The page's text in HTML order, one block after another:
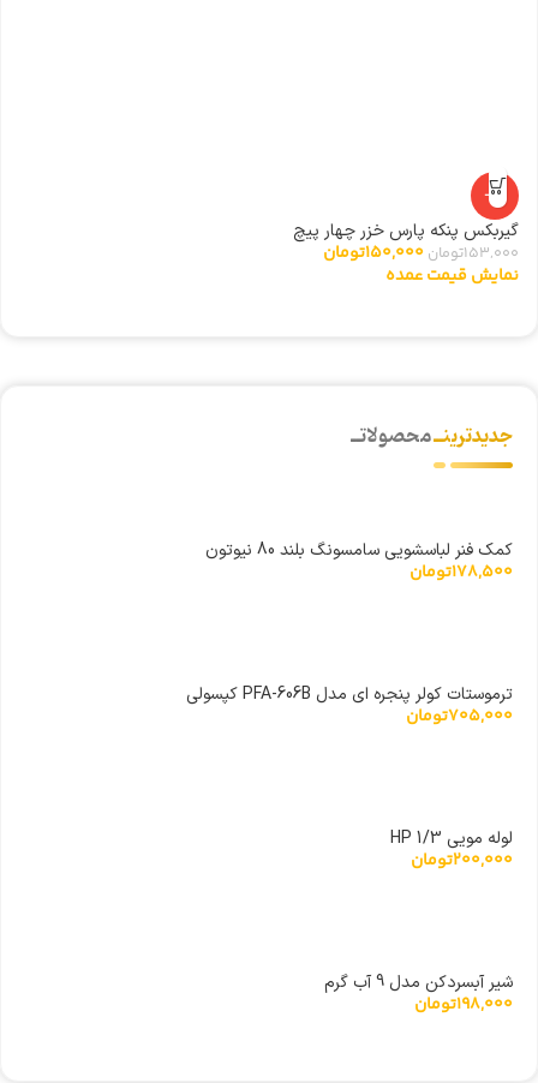
-2%
گیربکس پنکه پارس خزر چهار پیچ
153,000تومان 150,000تومان
نمایش قیمت عمده
جدیدترینــمحصولاتــ
کمک فنر لباسشویی سامسونگ بلند 80 نیوتون
178,500تومان
ترموستات کولر پنجره ای مدل PFA-606B کپسولی
705,000تومان
لوله مویی 1/3 HP
200,000تومان
شیر آبسردکن مدل 9 آب گرم
198,000تومان